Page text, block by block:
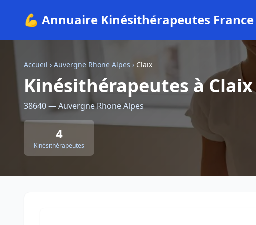
💪 Annuaire Kinésithérapeutes France
Accueil › Auvergne Rhone Alpes › Claix
Kinésithérapeutes à Claix
38640 — Auvergne Rhone Alpes
4
Kinésithérapeutes